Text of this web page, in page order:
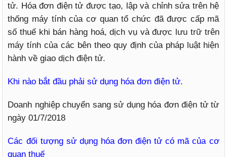
tử. Hóa đơn điện tử được tạo, lập và chỉnh sửa trên hệ
thống máy tính của cơ quan tổ chức đã được cấp mã
số thuế khi bán hàng hoá, dịch vụ và được lưu trữ trên
máy tính của các bên theo quy định của pháp luật hiện
hành về giao dịch điện tử.
Khi nào bắt đầu phải sử dụng hóa đơn điện tử.
Doanh nghiệp chuyển sang sử dụng hóa đơn điện tử từ
ngày 01/7/2018
Các đối tượng sử dụng hóa đơn điện tử có mã của cơ
quan thuế